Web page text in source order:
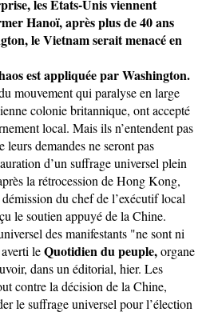
les Etats-Unis viennent
Hanoï, après plus de 40 ans
le Vietnam serait menacé en
est appliquée par Washington.
mouvement qui paralyse en large
colonie britannique, ont accepté
local. Mais ils n’entendent pas
leurs demandes ne seront pas
d’un suffrage universel plein
la rétrocession de Hong Kong,
du chef de l’exécutif local
le soutien appuyé de la Chine.
des manifestants "ne sont ni
leQuotidien du peuple,organe
dans un éditorial, hier. Les
contre la décision de la Chine,
le suffrage universel pour l’élection